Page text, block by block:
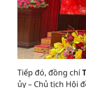
Tiếp đó, đồng chí
ủy – Chủ tịch Hội